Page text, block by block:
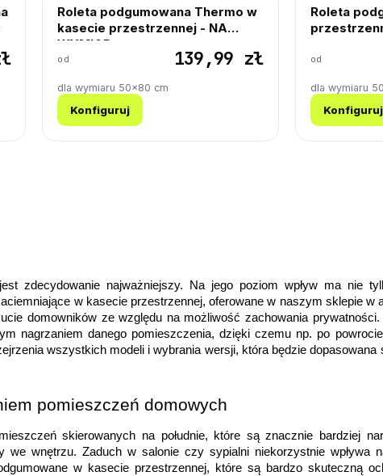
Roleta podgumowana Thermo w
kasecie przestrzennej - NA
WYMIAR
od 139,99 zł
dla wymiaru 50×80 cm
Konfiguruj
Roleta
od
dla wymiaru
Konfiguruj
zdecydowanie najważniejszy. Na jego poziom wpływ ma nie
w kasecie przestrzennej, oferowane w naszym sklepie w
domowników ze względu na możliwość zachowania
nagrzaniem danego pomieszczenia, dzięki czemu np. po
wszystkich modeli i wybrania wersji, która będzie dopasowana
pomieszczeń domowych
skierowanych na południe, które są znacznie bardziej
wnętrzu. Zaduch w salonie czy sypialni niekorzystnie wpływa
w kasecie przestrzennej, które są bardzo skuteczną